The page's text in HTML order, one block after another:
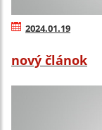
2024.01.19
nový článok